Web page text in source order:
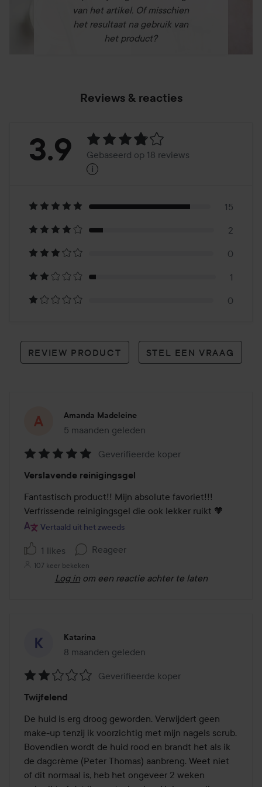
van het artikel. Of misschien
het resultaat na gebruik van
het product?
Reviews & reacties
Beoordeling:
Gebaseerd
op
18
reviews
3.9 Gebaseerd op 18 reviews
i
15
2
0
1
0
REVIEW PRODUCT STEL EEN VRAAG
Amanda Madeleine
5 maanden geleden
Het bericht is gemaakt 5 maanden geleden
5
van
de
5
Geverifieerde koper
Verslavende reinigingsgel
Fantastisch product!! Mijn absolute favoriet!!!
Verfrissende reinigingsgel die ook lekker ruikt 🧡
Vertaald uit het zweeds
1 likes Reageer
107 keer bekeken
Log in om een reactie achter te laten
Katarina
8 maanden geleden
Het bericht is gemaakt 8 maanden geleden
2
van
de
5
Geverifieerde koper
Twijfelend
De huid is erg droog geworden. Verwijdert geen
make-up tenzij ik voorzichtig met mijn nagels scrub.
Bovendien wordt de huid rood en brandt het als ik
de dagcrème (Peter Thomas) aanbreng. Weet niet
of dit normaal is, heb het ongeveer 2 weken